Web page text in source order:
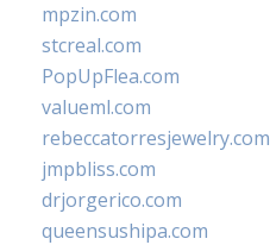
mpzin.com
stcreal.com
PopUpFlea.com
valueml.com
rebeccatorresjewelry.com
jmpbliss.com
drjorgerico.com
queensushipa.com